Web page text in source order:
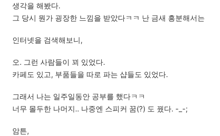
생각을 해봤다.
그 당시 뭔가 굉장한 느낌을 받았다ㅋㅋ 난 금새 흥분해서는
인터넷을 검색해보니,
오. 그런 사람들이 꾀 있었다.
카페도 있고, 부품들을 따로 파는 샵들도 있었다.
그래서 나는 일주일동안 공부를 했다ㅋㅋ
너무 몰두한 나머지.. 나중엔 스피커 꿈(?) 도 꿨다. -_-;
암튼,